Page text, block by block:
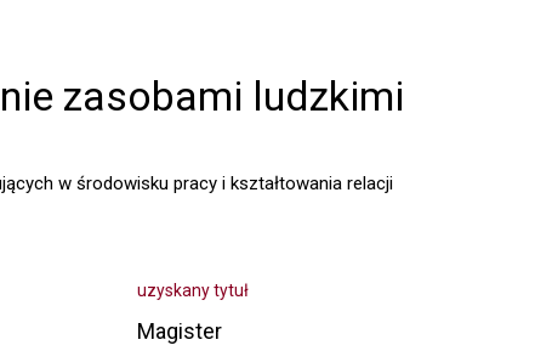
zasobami ludzkimi
w środowisku pracy i kształtowania relacji
uzyskany tytuł
Magister